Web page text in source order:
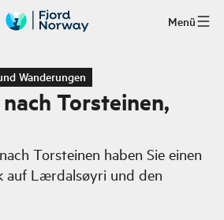
Menü
Wanderungen
Torsteinen,
Torsteinen haben Sie einen
auf Lærdalsøyri und den